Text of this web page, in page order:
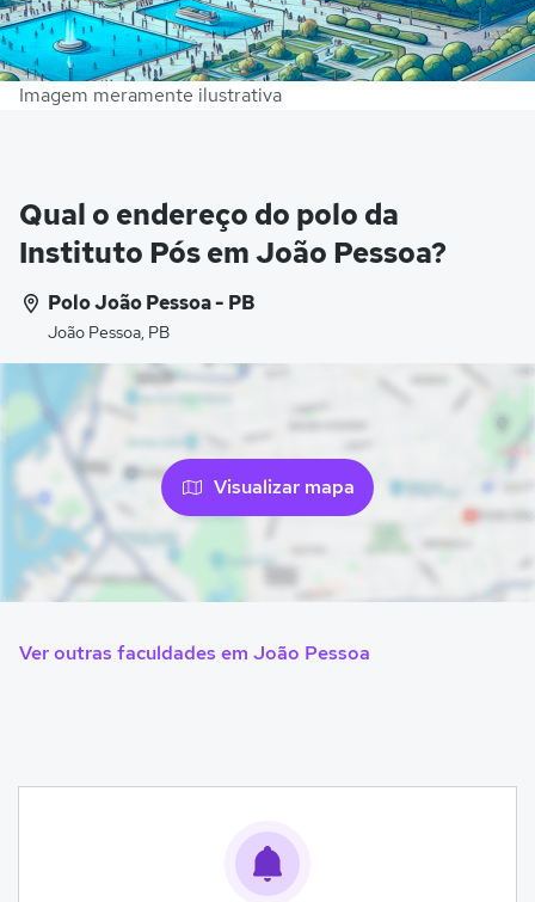
Imagem meramente ilustrativa
Qual o endereço do polo da
Instituto Pós em João Pessoa?
Polo João Pessoa - PB
João Pessoa, PB
Visualizar mapa
Ver outras faculdades em João Pessoa